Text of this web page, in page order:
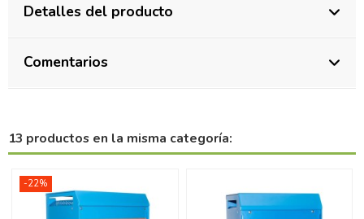
Detalles del producto
Comentarios
13 productos en la misma categoría:
-22%